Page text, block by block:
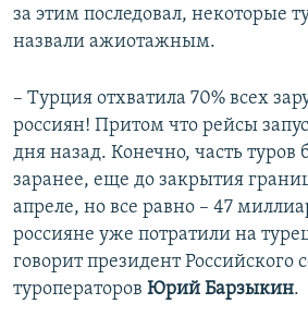
за этим последовал, некоторые
назвали ажиотажным.
– Турция отхватила 70% всех
россиян! Притом что рейсы
дня назад. Конечно, часть туров
заранее, еще до закрытия
апреле, но все равно – 47
россияне уже потратили на
говорит президент Российского
туроператоров Юрий Барзыкин.